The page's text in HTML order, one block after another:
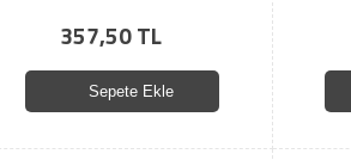
357,50 TL
Sepete Ekle